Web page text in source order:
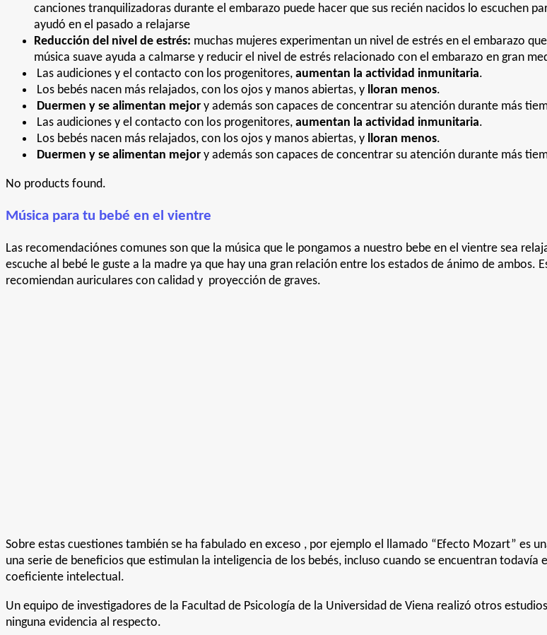
canciones tranquilizadoras durante el embarazo puede hacer que sus recién nacidos lo escuchen
ayudó en el pasado a relajarse
Reducción del nivel de estrés: muchas mujeres experimentan un nivel de estrés en el embarazo
música suave ayuda a calmarse y reducir el nivel de estrés relacionado con el embarazo en gran
Las audiciones y el contacto con los progenitores, aumentan la actividad inmunitaria.
Los bebés nacen más relajados, con los ojos y manos abiertas, y
lloran menos.
Duermen y se alimentan mejor y además son capaces de concentrar su atención durante más
Las audiciones y el contacto con los progenitores, aumentan la actividad inmunitaria.
Los bebés nacen más relajados, con los ojos y manos abiertas, y
lloran menos.
Duermen y se alimentan mejor y además son capaces de concentrar su atención durante más
No products found.
Música para tu bebé en el vientre
Las recomendaciónes comunes son que la música que le pongamos a nuestro bebe en el vientre sea
escuche al bebé le guste a la madre ya que hay una gran relación entre los estados de ánimo de ambos.
recomiendan auriculares con calidad y proyección de graves.
Sobre estas cuestiones también se ha fabulado en exceso , por ejemplo el llamado “Efecto Mozart” es
una serie de beneficios que estimulan la inteligencia de los bebés, incluso cuando se encuentran
coeficiente intelectual.
Un equipo de investigadores de la Facultad de Psicología de la Universidad de Viena realizó otros
ninguna evidencia al respecto.